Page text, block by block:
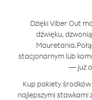
Dzięki Viber Out
dźwięku,
Mauretania.
stacjonarnym lub
— już
Kup pakiety
najlepszymi stawkami